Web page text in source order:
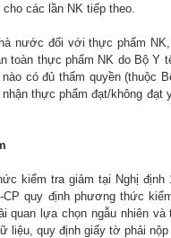
các lần NK tiếp theo.
nước đối với thực phẩm
thực phẩm NK do Bộ Y
có đủ thẩm quyền (thuộc
thực phẩm đạt/không đạt
kiểm tra giảm tại Nghị
quy định phương thức
quan lựa chọn ngẫu nhiên
quy định giấy tờ phải nộp